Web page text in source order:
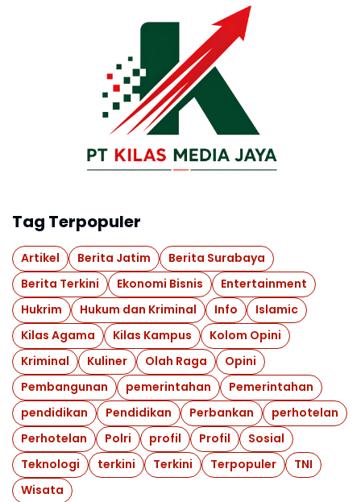
Tag Terpopuler
Artikel Berita Jatim
Berita Surabaya
Berita Terkini
Ekonomi Bisnis
Entertainment
Hukrim
Hukum dan Kriminal Info
Islamic
Kilas Agama
Kilas Kampus
Kolom Opini
Kriminal
Kuliner Olah Raga
Opini
Pembangunan
pemerintahan
Pemerintahan
pendidikan
Pendidikan Perbankan
perhotelan
Perhotelan
Polri profil Profil
Sosial
Teknologi
terkini Terkini Terpopuler
TNI
Wisata